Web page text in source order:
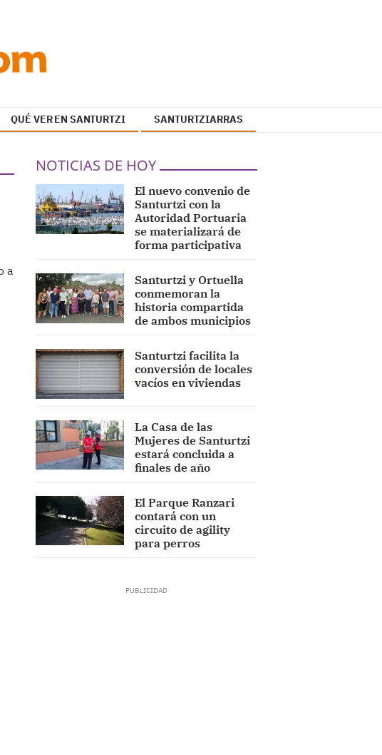
QUÉ VER EN SANTURTZI SANTURTZIARRAS
a
NOTICIAS DE HOY
El nuevo convenio de
Santurtzi con la
Autoridad Portuaria
se materializará de
forma participativa
Santurtzi y Ortuella
conmemoran la
historia compartida
de ambos municipios
Santurtzi facilita la
conversión de locales
vacíos en viviendas
La Casa de las
Mujeres de Santurtzi
estará concluida a
finales de año
El Parque Ranzari
contará con un
circuito de agility
para perros